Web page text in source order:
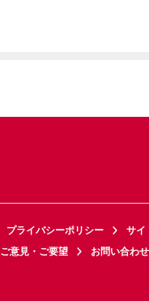
プライバシーポリシー サイ
ご意見・ご要望 お問い合わせ